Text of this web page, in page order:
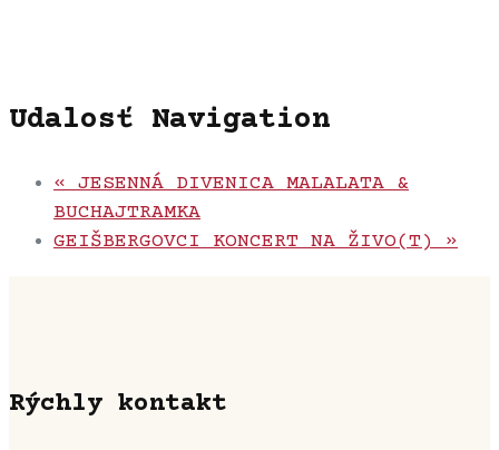
Udalosť Navigation
« JESENNÁ DIVENICA MALALATA &
BUCHAJTRAMKA
GEIŠBERGOVCI KONCERT NA ŽIVO(T) »
Rýchly kontakt